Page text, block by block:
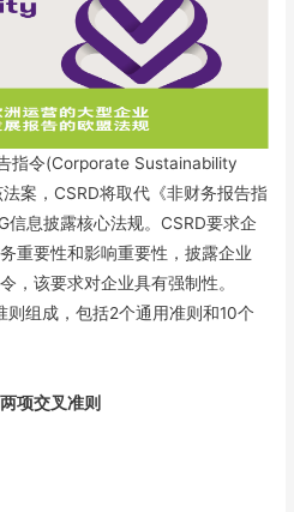
指令(Corporate Sustainability
案，CSRD将取代《非财务报告指
信息披露核心法规。CSRD要求企
重要性和影响重要性，披露企业
，该要求对企业具有强制性。
则组成，包括2个通用准则和10个
项交叉准则